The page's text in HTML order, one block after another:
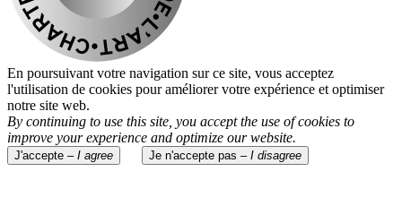
En poursuivant votre navigation sur ce site, vous acceptez
l'utilisation de cookies pour améliorer votre expérience et optimiser
notre site web.
By continuing to use this site, you accept the use of cookies to
improve your experience and optimize our website.
J'accepte – I agree Je n'accepte pas – I disagree